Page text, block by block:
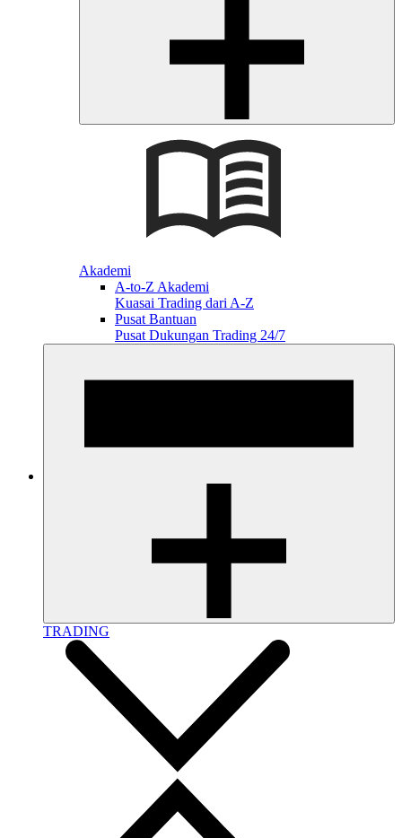
Akademi
A-to-Z Akademi
Kuasai Trading dari A-Z
Pusat Bantuan
Pusat Dukungan Trading 24/7
TRADING